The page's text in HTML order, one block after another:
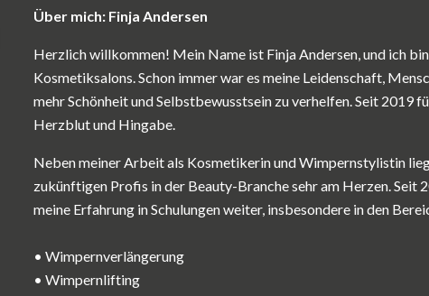
Über mich: Finja Andersen
Herzlich willkommen! Mein Name ist Finja Andersen, und ich
Kosmetiksalons. Schon immer war es meine Leidenschaft,
mehr Schönheit und Selbstbewusstsein zu verhelfen. Seit 2019
Herzblut und Hingabe.
Neben meiner Arbeit als Kosmetikerin und Wimpernstylistin
zukünftigen Profis in der Beauty-Branche sehr am Herzen. Seit
meine Erfahrung in Schulungen weiter, insbesondere in den
• Wimpernverlängerung
• Wimpernlifting